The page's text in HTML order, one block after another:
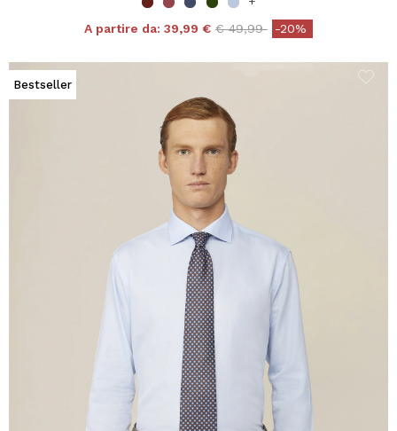
A partire da: 39,99 € Price reduced from
€ 49,99to-20%
Bestseller